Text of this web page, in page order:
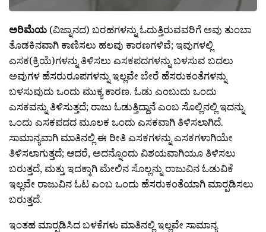
ಅರಿಮೆಯ (ವಿಜ್ನಾನದ) ಬರಹಗಳನ್ನು ಓದುತ್ತಿರುವವರಿಗೆ ಅವು ತುಂಬಾ
ತೊಡಕಿನವಾಗಿ ಕಾಣಿಸಲು ಹಲವು ಕಾರಣಗಳಿವೆ; ಇವುಗಳಲ್ಲಿ
ಎಸಕ(ಕ್ರಿಯೆ)ಗಳನ್ನು ತಿಳಿಸಲು ಎಸಕಪದಗಳನ್ನು ಬಳಸುವ ಬದಲು
ಅವುಗಳ ಹೆಸರುರೂಪಗಳನ್ನು ಇಲ್ಲವೇ ಬೇರೆ ಹೆಸರುಕಂತೆಗಳನ್ನು
ಬಳಸುವುದು ಒಂದು ಮುಕ್ಯ ಕಾರಣ. ಓಡು ಎಂಬುದು ಒಂದು
ಎಸಕವನ್ನು ತಿಳಿಸುತ್ತದೆ; ರಾಜು ಓಡುತ್ತಿದ್ದಾನೆ ಎಂಬ ಸೊಲ್ಲಿನಲ್ಲಿ ಇದನ್ನು
ಒಂದು ಎಸಕಪದದ ಮೂಲಕ ಒಂದು ಎಸಕವಾಗಿ ತಿಳಿಸಲಾಗಿದೆ.
ಸಾಮಾನ್ಯವಾಗಿ ಮಾತಿನಲ್ಲಿ ಈ ರೀತಿ ಎಸಕಗಳನ್ನು ಎಸಕಗಳಾಗಿಯೇ
ತಿಳಿಸಲಾಗುತ್ತದೆ; ಆದರೆ, ಅದನ್ನೊಂದು ವಿಶಯವಾಗಿಯೂ ತಿಳಿಸಲು
ಬರುತ್ತದೆ, ಮತ್ತು ಇದಕ್ಕಾಗಿ ಮೇಲಿನ ಸೊಲ್ಲನ್ನು ರಾಜುವಿನ ಓಡುವಿಕೆ
ಇಲ್ಲವೇ ರಾಜುವಿನ ಓಟ ಎಂಬ ಒಂದು ಹೆಸರುಕಂತೆಯಾಗಿ ಮಾರ‍್ಪಡಿಸಲು
ಬರುತ್ತದೆ.
ಇಂತಹ ಮಾರ‍್ಪಡಿಸಿದ ಬಳಕೆಗಳು ಮಾತಿನಲ್ಲಿ ಇಲ್ಲವೇ ಸಾಮಾನ್ಯ